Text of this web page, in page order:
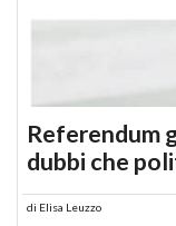
Referendum
dubbi che
di Elisa Leuzzo